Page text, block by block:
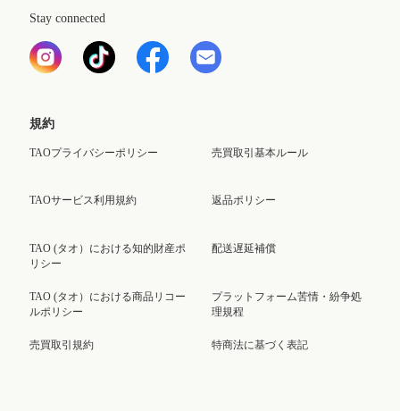
Stay connected
規約
TAOプライバシーポリシー
TAOサービス利用規約
TAO (タオ）における知的財産ポ
リシー
TAO (タオ）における商品リコー
ルポリシー
売買取引規約
売買取引基本ルール
返品ポリシー
配送遅延補償
プラットフォーム苦情・紛争処
理規程
特商法に基づく表記